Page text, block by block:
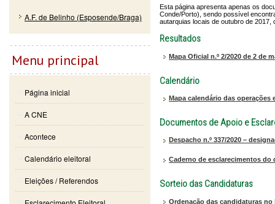
Esta página apresenta apenas os
Conde/Porto), sendo possível
autarquias locais de outubro de
Resultados
Mapa Oficial n.º 2/2020 de 2 de
Calendário
Mapa calendário das operações
Documentos de Apoio e
Despacho n.º 337/2020 –
Caderno de esclarecimentos do
Sorteio das Candidaturas
Ordenação das candidaturas
A.F. de Belinho (Esposende/Braga)
Menu principal
Página inicial
A CNE
Acontece
Calendário eleitoral
Eleições / Referendos